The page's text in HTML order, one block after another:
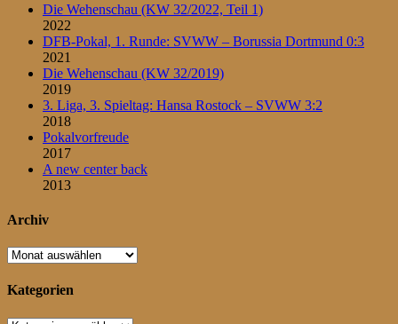
Die Wehenschau (KW 32/2022, Teil 1)
2022
DFB-Pokal, 1. Runde: SVWW – Borussia Dortmund 0:3
2021
Die Wehenschau (KW 32/2019)
2019
3. Liga, 3. Spieltag: Hansa Rostock – SVWW 3:2
2018
Pokalvorfreude
2017
A new center back
2013
Archiv
Archiv
Kategorien